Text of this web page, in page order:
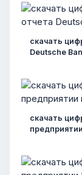
скачать
Deutsche
скачать